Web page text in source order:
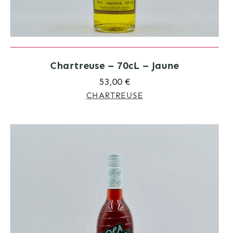
Chartreuse – 70cL – Jaune
53,00 €
CHARTREUSE